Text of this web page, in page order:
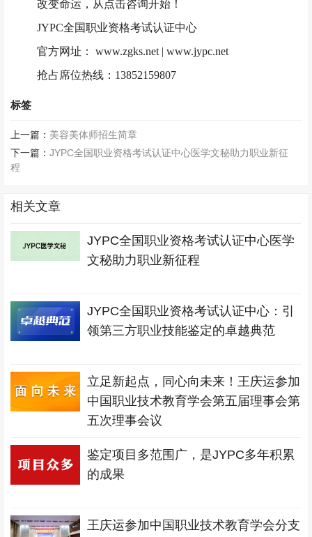
改变命运，从点击咨询开始！
JYPC全国职业资格考试认证中心
官方网址：
www.zgks.net | www.jypc.net
抢占席位热线： 13852159807
标签
上一篇： 美容美体师招生简章
下一篇：JYPC全国职业资格考试认证中心医学文秘助力职业新征
程
相关文章
JYPC全国职业资格考试认证中心医学
文秘助力职业新征程
JYPC全国职业资格考试认证中心：引
领第三方职业技能鉴定的卓越典范
立足新起点，同心向未来！王庆运参加
中国职业技术教育学会第五届理事会第
五次理事会议
鉴定项目多范围广，是JYPC多年积累
的成果
王庆运参加中国职业技术教育学会分支